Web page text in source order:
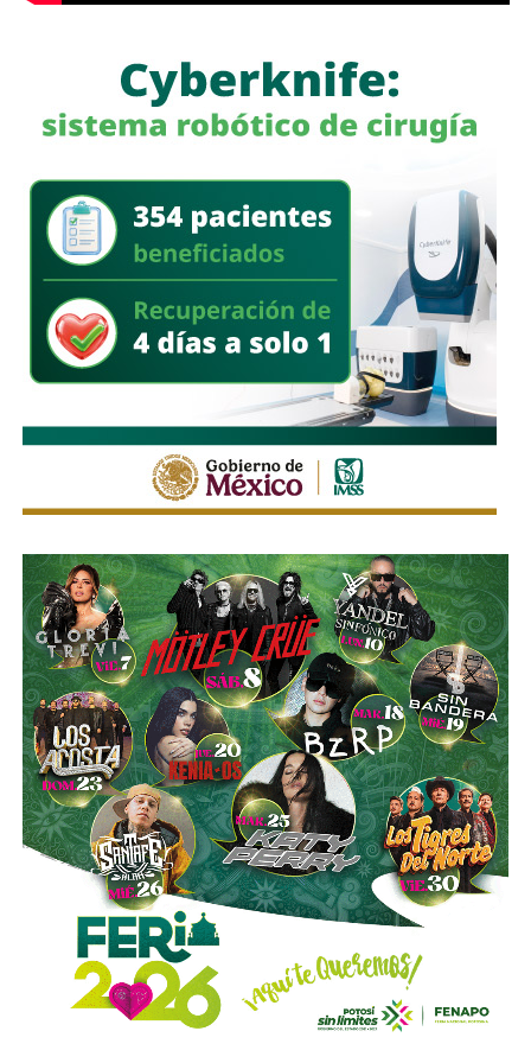
mayoría reclutas de 18 y 19 años
, muchos de provincias
tropicales del norte argentino, sin entrenamiento para el
frío ni equipamiento suficiente . Llegaron al invierno con
ropa inadecuada, mal alimentados, a veces abandonados
los reclutas se congelaban en trincheras.
Frente a ellos,un ejército profesional que recorrió
13,000 kilómetrospara recuperar unas islas donde vivían
menos de dos mil personas.
El 2 de mayo de 1982,el submarino británico HMS
Conqueror hundió al crucero ARA General Belgrano
cuando navegaba fuera de la zona de exclusión declarada
por Gran Bretaña.Murieron 323 marinos argentinos. Fue
el día más sangriento de la guerra y también su punto de
no retorno:la flota sudamericana se retiró a sus
se disputaría en tierra, con pibes que no sabían bien por
qué estaban ahí, contra soldados que sí.
El poeta Jorge Luis Borges, de ascendencia parcialmente
británica, lo vio desde Buenos Aires y dictaminó con su
ironía característica: “La guerra de las Malvinas es una
pelea entre dos calvos por un peine.” Tres años después
escribió el poema “Juan López y John Ward”, sobre dos
soldados ficticios (uno por bando) que mueren en las islas
sin haber cruzado una sola palabra. Los llamó víctimas de
“unas islas demasiado famosas.”
Al final, murieron 649 soldados argentinos y 285
británicos.Argentina se rindió el 14 de junio de 1982
Mundial de España comenzó al día siguiente. No hubo
pausa. No hubo luto colectivo.Hubo futbol.
El caso de Osvaldo Ardiles relató el conflicto como